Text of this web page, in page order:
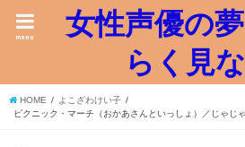
女性声優の
らく見
menu
HOME
よこざわけい子
ピクニック・マーチ（おかあさんといっしょ）／じゃじ